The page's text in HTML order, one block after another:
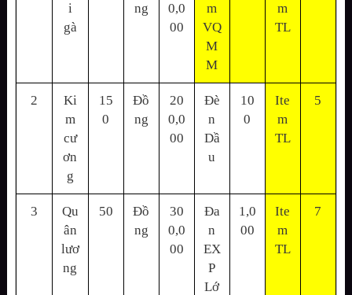
i
gà
ng
0,0
00
m
VQ
M
M
m
TL
2
Ki
m
cư
ơn
g
15
0
Đồ
ng
20
0,0
00
Đè
n
Dầ
u
10
0
Ite
m
TL
5
3
Qu
ân
lươ
ng
50
Đồ
ng
30
0,0
00
Đa
n
EX
P
Lớ
1,0
00
Ite
m
TL
7